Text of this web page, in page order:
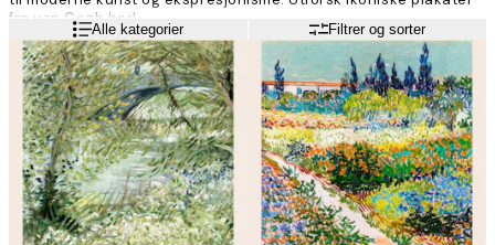
fra van Gogh her!
Alle kategorier Filtrer og sorter